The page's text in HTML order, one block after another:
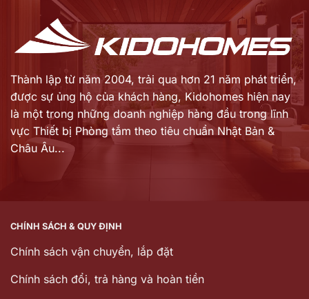
Thành lập từ năm 2004, trải qua hơn 21 năm phát triển,
được sự ủng hộ của khách hàng, Kidohomes hiện nay
là một trong những doanh nghiệp hàng đầu trong lĩnh
vực Thiết bị Phòng tắm theo tiêu chuẩn Nhật Bản &
Châu Âu...
CHÍNH SÁCH & QUY ĐỊNH
Chính sách vận chuyển, lắp đặt
Chính sách đổi, trả hàng và hoàn tiền